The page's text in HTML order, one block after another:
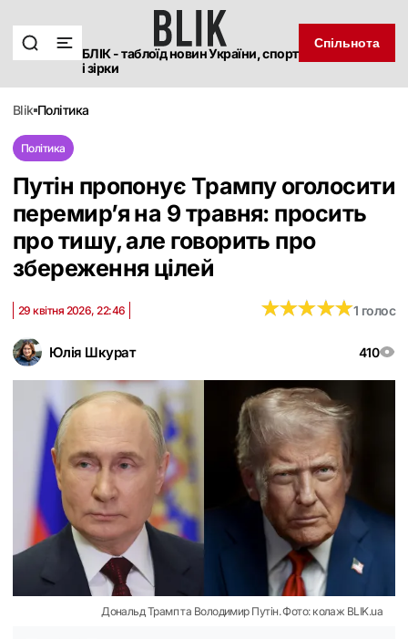
БЛІК - таблоїд новин України, спорт
і зірки
Спільнота
blik політика
Політика
Путін пропонує Трампу оголосити
перемир’я на 9 травня: просить
про тишу, але говорить про
збереження цілей
Юлія Шкурат 410
29 квітня 2026, 22:46 ★★★★★
★★★★★1 голос
Дональд Трамп та Володимир Путін. Фото: колаж BLIK.ua